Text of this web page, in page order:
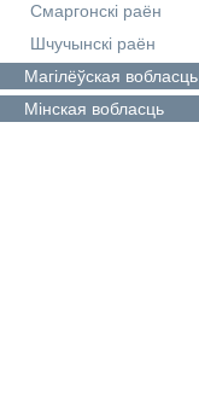
Смаргонскі раён
Шчучынскі раён
Магілёўская вобласць
Мінская вобласць